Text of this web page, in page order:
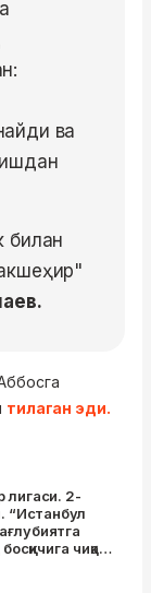
ва
билан
тилаган эди.
лигаси. 2-
“Истанбул
чиқа